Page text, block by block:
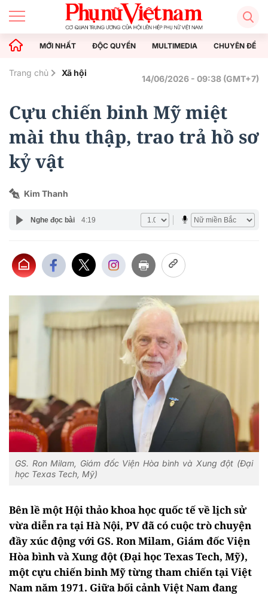
MỚI NHẤT ĐỘC QUYỀN MULTIMEDIA CHUYÊN ĐỀ
Trang chủ Xã hội
14/06/2026 - 09:38 (GMT+7)
Cựu chiến binh Mỹ miệt
mài thu thập, trao trả hồ sơ
kỷ vật
Kim Thanh
Nghe đọc bài 4:19
GS. Ron Milam, Giám đốc Viện Hòa bình và Xung đột (Đại
học Texas Tech, Mỹ)
Bên lề một Hội thảo khoa học quốc tế về lịch sử
vừa diễn ra tại Hà Nội, PV đã có cuộc trò chuyện
đầy xúc động với GS. Ron Milam, Giám đốc Viện
Hòa bình và Xung đột (Đại học Texas Tech, Mỹ),
một cựu chiến binh Mỹ từng tham chiến tại Việt
Nam năm 1971. Giữa bối cảnh Việt Nam đang